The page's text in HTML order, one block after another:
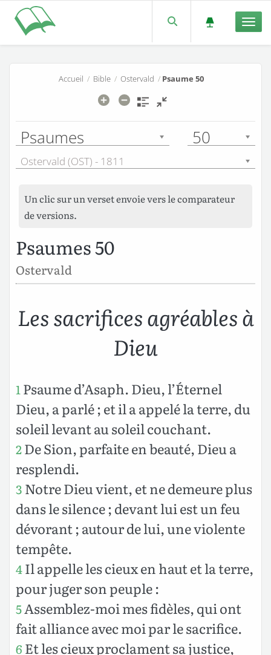
Accueil / Bible /Ostervald / Psaume 50
Psaumes 50
Ostervald (OST) - 1811
Un clic sur un verset envoie vers le comparateur
de versions.
Psaumes 50
Ostervald
Les sacrifices agréables à
Dieu
1 Psaume d’Asaph. Dieu, l’Éternel
Dieu, a parlé ; et il a appelé la terre, du
soleil levant au soleil couchant.
2De Sion, parfaite en beauté, Dieu a
resplendi.
3 Notre Dieu vient, et ne demeure plus
dans le silence ; devant lui est un feu
dévorant ; autour de lui, une violente
tempête.
4Il appelle les cieux en haut et la terre,
pour juger son peuple :
5Assemblez-moi mes fidèles, qui ont
fait alliance avec moi par le sacrifice.
6 Et les cieux proclament sa justice,